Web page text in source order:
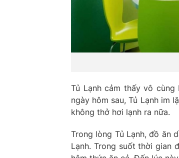
Tủ Lạnh cảm thấy vô
ngày hôm sau, Tủ Lạnh im
không thở hơi lạnh ra nữa.
Trong lòng Tủ Lạnh, đồ ăn
Lạnh. Trong suốt thời gian